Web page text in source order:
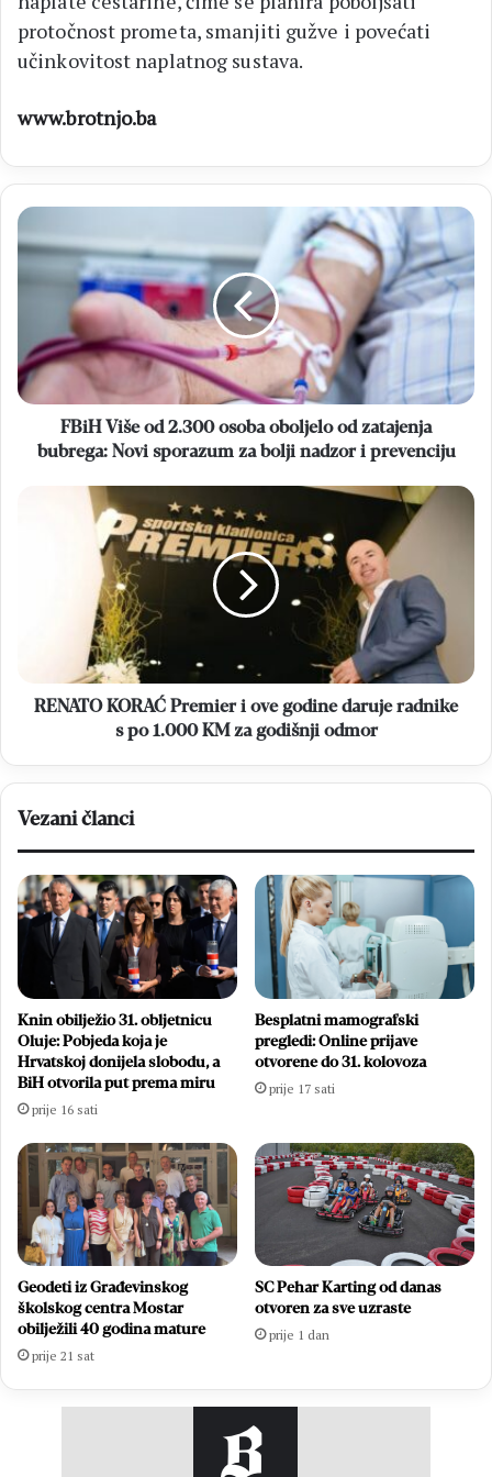
protočnost prometa, smanjiti gužve i povećati
učinkovitost naplatnog sustava.
www.brotnjo.ba
FBiH
Više
od
oboljelo
od
zatajenja
bubrega:
sporazum
FBiH Više od 2.300 osoba oboljelo od zatajenja
bubrega: Novi sporazum za bolji nadzor i prevenciju
odmor
RENATO KORAĆ Premier i ove godine daruje radnike
s po 1.000 KM za godišnji odmor
Vezani članci
Knin obilježio 31. obljetnicu
Oluje: Pobjeda koja je
Hrvatskoj donijela slobodu, a
BiH otvorila put prema miru
prije 16 sati
Besplatni mamografski
pregledi: Online prijave
otvorene do 31. kolovoza
prije 17 sati
Geodeti iz Građevinskog
školskog centra Mostar
obilježili 40 godina mature
prije 21 sat
SC Pehar Karting od danas
otvoren za sve uzraste
prije 1 dan